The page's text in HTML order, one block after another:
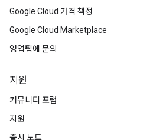
Google Cloud 가격 책정
Google Cloud Marketplace
영업팀에 문의
지원
커뮤니티 포럼
지원
출시 노트